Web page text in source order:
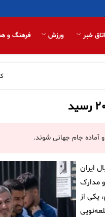
اتاق خبر ورزش فرهنگ و
آماده جام جهانی شوند.
ایران
مدارک
یکی از